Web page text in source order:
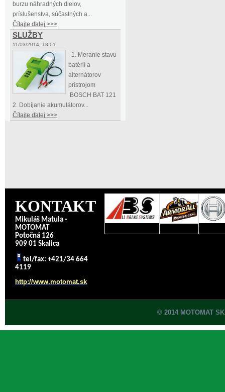
burzu náhradných dielov,
príslušenstva, súčastných a...
Čítajte ďalej >>>
SLUŽBY
11/03/2014, 18:01
1. Meranie stavu
batérií a
alternátorov
prístrojom
BOSCH BAT 121
2. Dobíjanie akumulátorov...
Čítajte ďalej >>>
KONTAKT
Mikuláš Matula -
MOTOMAT
Potočná 126
909 01 Skalica
tel/fax: +421/34 664
4119
http://www.motomat.sk
© 2014